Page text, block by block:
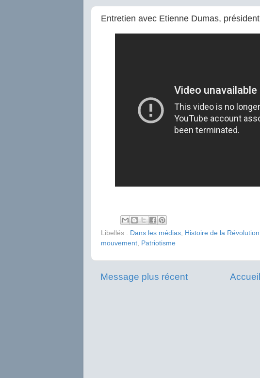
Entretien avec Etienne Dumas,
Libellés : Dans les médias Histoire de la Révolution
mouvement
Patriotisme
Message plus récent Accueil